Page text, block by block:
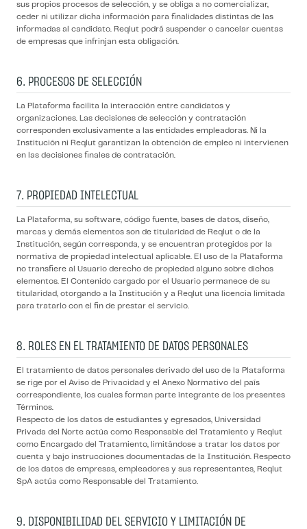
sus propios procesos de selección, y se obliga a no comercializar,
ceder ni utilizar dicha información para finalidades distintas de las
informadas al candidato. Reqlut podrá suspender o cancelar cuentas
de empresas que infrinjan esta obligación.
6. PROCESOS DE SELECCIÓN
La Plataforma facilita la interacción entre candidatos y
organizaciones. Las decisiones de selección y contratación
corresponden exclusivamente a las entidades empleadoras. Ni la
Institución ni Reqlut garantizan la obtención de empleo ni intervienen
en las decisiones finales de contratación.
7. PROPIEDAD INTELECTUAL
La Plataforma, su software, código fuente, bases de datos, diseño,
marcas y demás elementos son de titularidad de Reqlut o de la
Institución, según corresponda, y se encuentran protegidos por la
normativa de propiedad intelectual aplicable. El uso de la Plataforma
no transfiere al Usuario derecho de propiedad alguno sobre dichos
elementos. El Contenido cargado por el Usuario permanece de su
titularidad, otorgando a la Institución y a Reqlut una licencia limitada
para tratarlo con el fin de prestar el servicio.
8. ROLES EN EL TRATAMIENTO DE DATOS PERSONALES
El tratamiento de datos personales derivado del uso de la Plataforma
se rige por el Aviso de Privacidad y el Anexo Normativo del país
correspondiente, los cuales forman parte integrante de los presentes
Términos.
Respecto de los datos de estudiantes y egresados, Universidad
Privada del Norte actúa como Responsable del Tratamiento y Reqlut
como Encargado del Tratamiento, limitándose a tratar los datos por
cuenta y bajo instrucciones documentadas de la Institución. Respecto
de los datos de empresas, empleadores y sus representantes, Reqlut
SpA actúa como Responsable del Tratamiento.
9. DISPONIBILIDAD DEL SERVICIO Y LIMITACIÓN DE